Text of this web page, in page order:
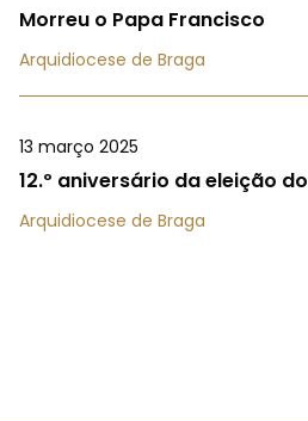
Morreu o Papa Francisco
Arquidiocese de Braga
13 março 2025
12.º aniversário da eleição
Arquidiocese de Braga